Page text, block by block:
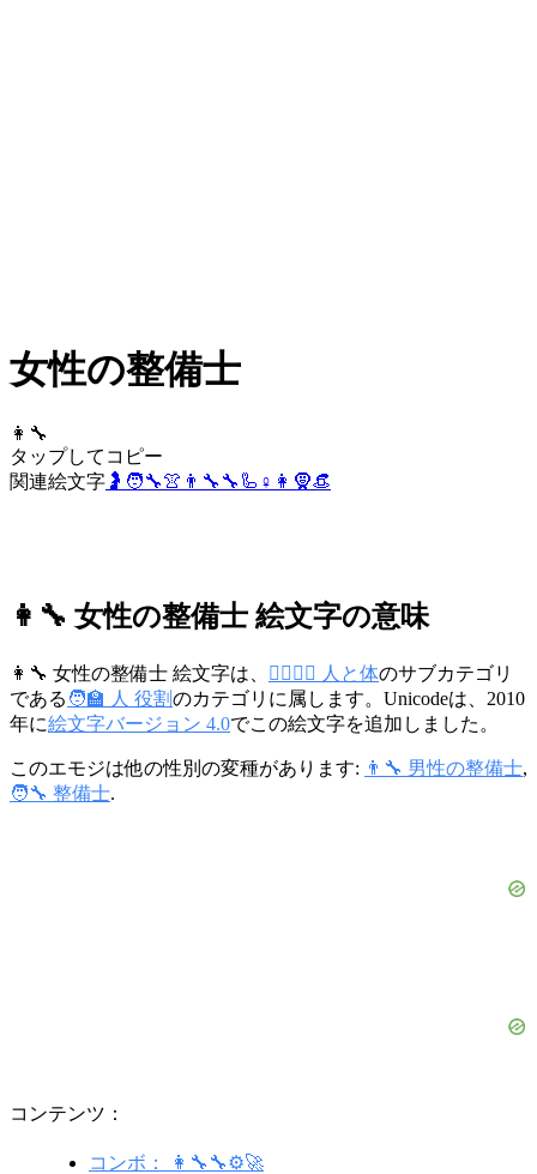
女性の整備士
👩‍🔧
タップしてコピー
関連絵文字 🤰 🧑‍🔧👚 👨‍🔧 🔧 🦾 ♀️ 👩 🧕👒
👩‍🔧 女性の整備士 絵文字の意味
👩‍🔧 女性の整備士 絵文字は、 👩‍❤️‍💋‍👨 人と体のサブカテゴリ
である 🧑‍🏫 人 役割のカテゴリに属します。Unicodeは、2010
年に絵文字バージョン 4.0でこの絵文字を追加しました。
このエモジは他の性別の変種があります: 👨‍🔧 男性の整備士,
🧑‍🔧 整備士.
コンテンツ：
コンボ： 👩‍🔧🔧⚙️🚀